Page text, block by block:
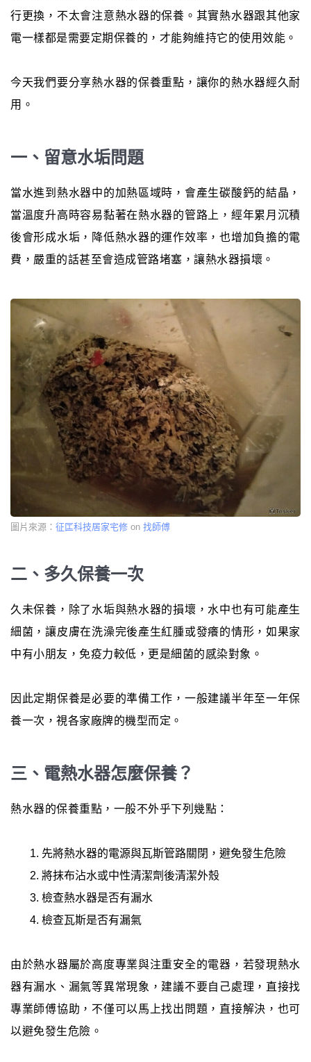
行更換，不太會注意熱水器的保養。其實熱水器跟其他家
電一樣都是需要定期保養的，才能夠維持它的使用效能。
今天我們要分享熱水器的保養重點，讓你的熱水器經久耐
用。
一、留意水垢問題
當水進到熱水器中的加熱區域時，會產生碳酸鈣的結晶，
當溫度升高時容易黏著在熱水器的管路上，經年累月沉積
後會形成水垢，降低熱水器的運作效率，也增加負擔的電
費，嚴重的話甚至會造成管路堵塞，讓熱水器損壞。
圖片來源： 征匞科技居家宅修 on 找師傅
二、多久保養一次
久未保養，除了水垢與熱水器的損壞，水中也有可能產生
細菌，讓皮膚在洗澡完後產生紅腫或發癢的情形，如果家
中有小朋友，免疫力較低，更是細菌的感染對象。
因此定期保養是必要的準備工作，一般建議半年至一年保
養一次，視各家廠牌的機型而定。
三、電熱水器怎麼保養？
熱水器的保養重點，一般不外乎下列幾點：
先將熱水器的電源與瓦斯管路關閉，避免發生危險
將抹布沾水或中性清潔劑後清潔外殼
檢查熱水器是否有漏水
檢查瓦斯是否有漏氣
由於熱水器屬於高度專業與注重安全的電器，若發現熱水
器有漏水、漏氣等異常現象，建議不要自己處理，直接找
專業師傅協助，不僅可以馬上找出問題，直接解決，也可
以避免發生危險。